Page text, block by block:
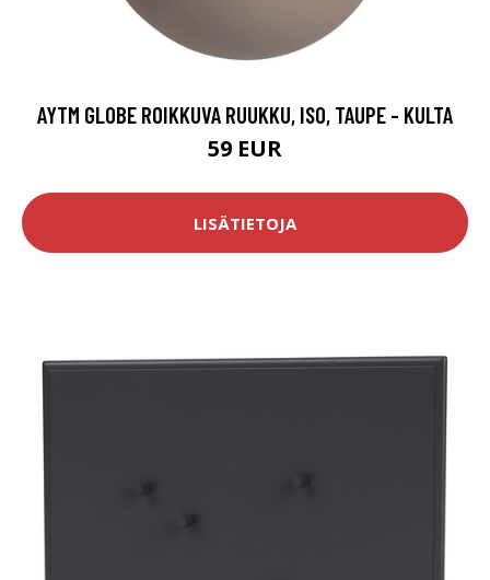
AYTM GLOBE ROIKKUVA RUUKKU, ISO, TAUPE - KULTA
59 EUR
LISÄTIETOJA